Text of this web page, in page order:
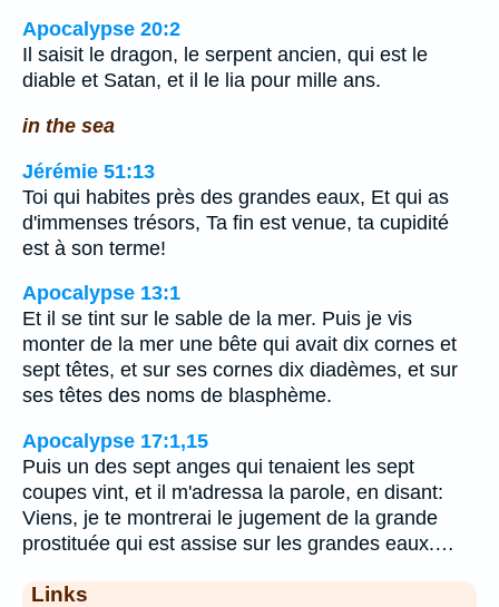
Apocalypse 20:2
Il saisit le dragon, le serpent ancien, qui est le
diable et Satan, et il le lia pour mille ans.
in the sea
Jérémie 51:13
Toi qui habites près des grandes eaux, Et qui as
d'immenses trésors, Ta fin est venue, ta cupidité
est à son terme!
Apocalypse 13:1
Et il se tint sur le sable de la mer. Puis je vis
monter de la mer une bête qui avait dix cornes et
sept têtes, et sur ses cornes dix diadèmes, et sur
ses têtes des noms de blasphème.
Apocalypse 17:1,15
Puis un des sept anges qui tenaient les sept
coupes vint, et il m'adressa la parole, en disant:
Viens, je te montrerai le jugement de la grande
prostituée qui est assise sur les grandes eaux.…
Links